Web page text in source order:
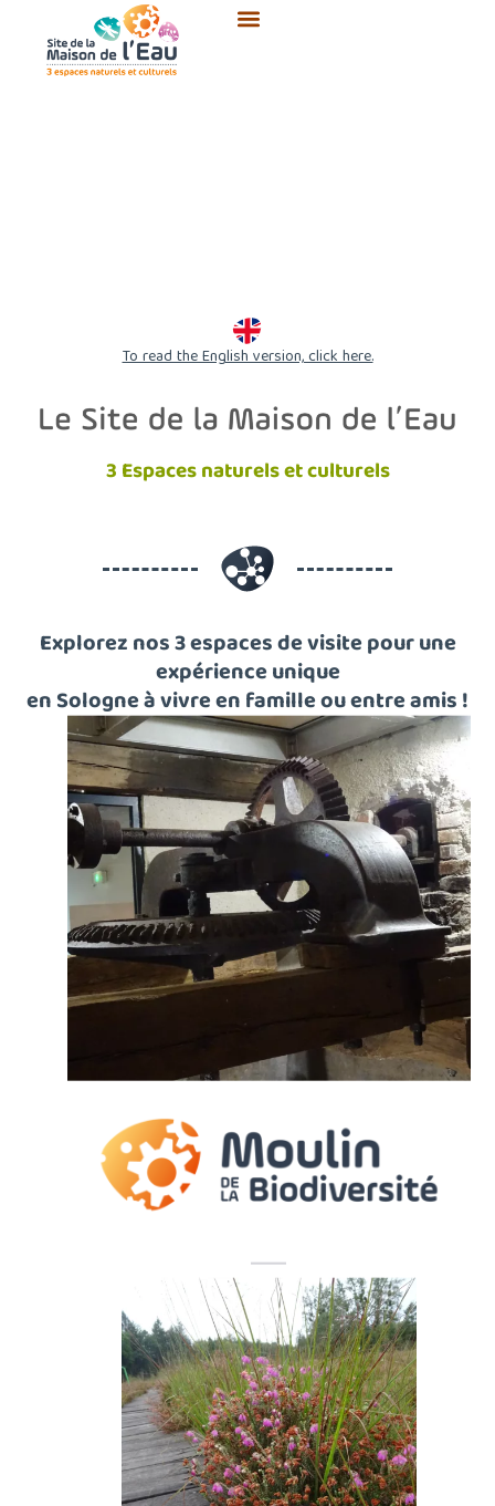
contenu
To read the English version, click here.
3 Espaces naturels et culturels
Explorez nos 3 espaces de visite pour une
expérience unique
en Sologne à vivre en famille ou entre amis !